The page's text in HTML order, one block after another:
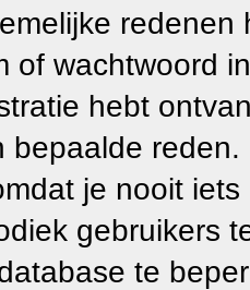
of wachtwoord
hebt
bepaalde
je nooit
gebruikers
te